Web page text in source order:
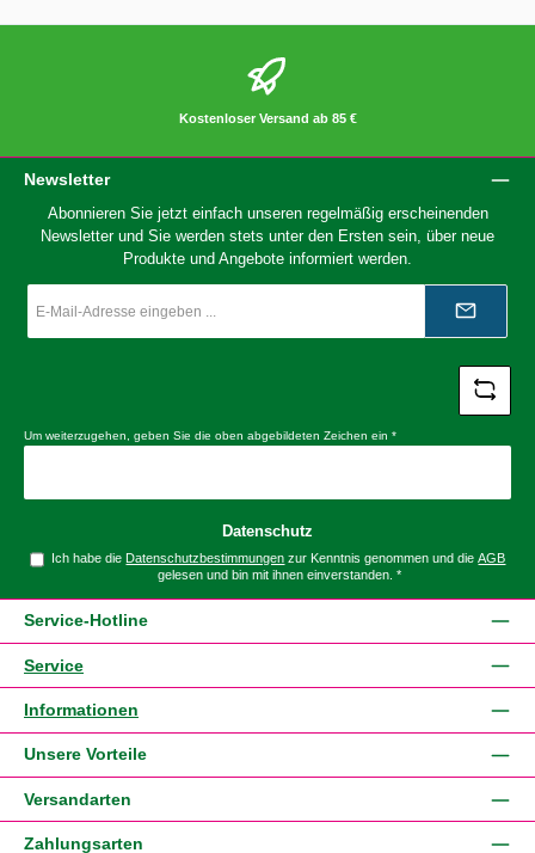
Kostenloser Versand ab 85 €
Newsletter
Abonnieren Sie jetzt einfach unseren regelmäßig erscheinenden
Newsletter und Sie werden stets unter den Ersten sein, über neue
Produkte und Angebote informiert werden.
Mail-
*
Um weiterzugehen, geben Sie die oben abgebildeten Zeichen ein *
Datenschutz
Ich habe dieDatenschutzbestimmungen zur Kenntnis genommen und dieAGB
gelesen und bin mit ihnen einverstanden. *
Service-Hotline
Service
Informationen
Unsere Vorteile
Versandarten
Zahlungsarten